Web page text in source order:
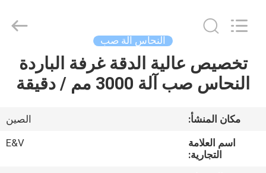
الصفحة
الرئيسية
منتجات
معلومات
MACHINERY
CO.,LTD..
النحاس آلة صب
تخصيص عالية الدقة غرفة الباردة
النحاس صب آلة 3000 مم / دقيقة
مكان المنشأ:
الصين
اسم العلامة
التجارية:
E&V